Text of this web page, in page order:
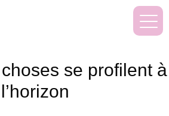
se profilent à
l’horizon